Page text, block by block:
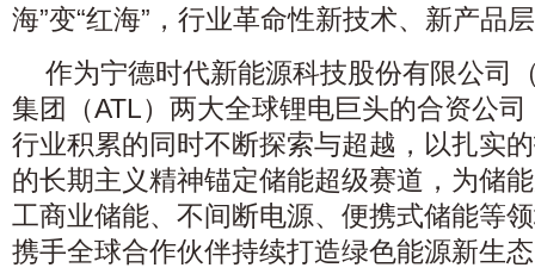
海”变“红海”，行业革命性新技术、新产品
作为宁德时代新能源科技股份有限公司
集团（ATL）两大全球锂电巨头的合资公
行业积累的同时不断探索与超越，以扎实
的长期主义精神锚定储能超级赛道，为储
工商业储能、不间断电源、便携式储能等
携手全球合作伙伴持续打造绿色能源新生